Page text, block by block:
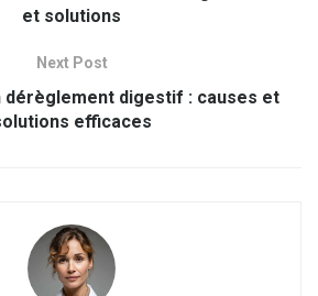
et solutions
Next Post
dérèglement digestif : causes et
efficaces